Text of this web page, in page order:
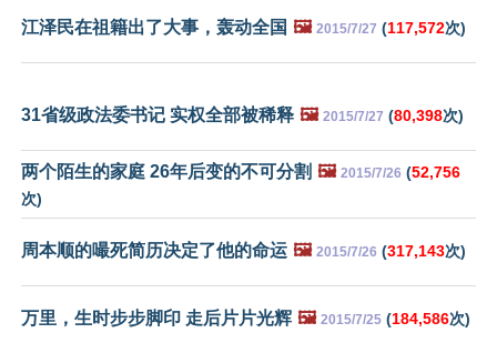
江泽民在祖籍出了大事，轰动全国 🖼️ 2015/7/27 (117,572次)
31省级政法委书记 实权全部被稀释 🖼️ 2015/7/27 (80,398次)
两个陌生的家庭 26年后变的不可分割 🖼️ 2015/7/26 (52,756
次)
周本顺的嘬死简历决定了他的命运 🖼️ 2015/7/26 (317,143次)
万里，生时步步脚印 走后片片光辉 🖼️ 2015/7/25 (184,586次)